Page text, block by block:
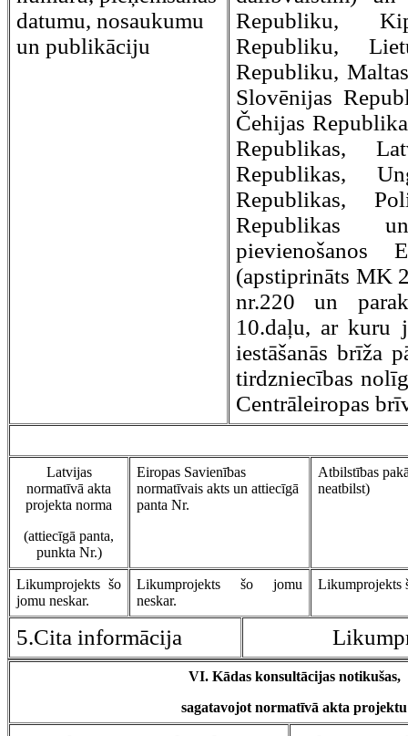
datumu, nosaukumu
un publikāciju
Republiku,
Republiku,
Republiku,
Slovēnijas
Čehijas
Republikas,
Republikas,
Republikas,
Republikas
pievienošanos
(apstiprināts MK
nr.220 un
10.daļu, ar kuru
iestāšanās brīža
tirdzniecības
Centrāleiropas
Latvijas
normatīvā akta
projekta norma
(attiecīgā panta,
punkta Nr.)
Eiropas Savienības
normatīvais akts un attiecīgā
panta Nr.
Atbilstības
neatbilst)
Likumprojekts šo
jomu neskar.
Likumprojekts šo jomu
neskar.
Likumprojekts
5.Cita informācija
VI. Kādas konsultācijas notikušas,
sagatavojot normatīvā akta projektu